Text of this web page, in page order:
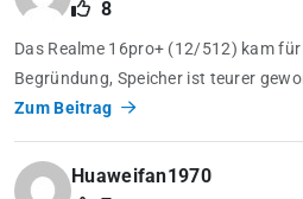
8
Das Realme 16pro+ (12/512) kam
Begründung, Speicher ist teurer
Zum Beitrag
Huaweifan1970